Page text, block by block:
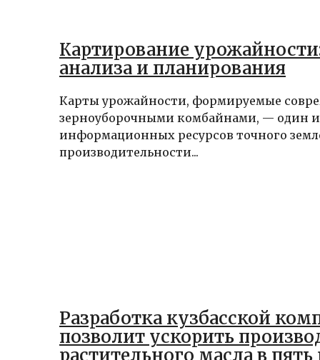
Картирование
анализа и планирования
Карты урожайности, формируемые
зерноуборочными комбайнами, — один
информационных ресурсов точного
производительности...
Разработка кузбасской
позволит ускорить
растительного масла в пять